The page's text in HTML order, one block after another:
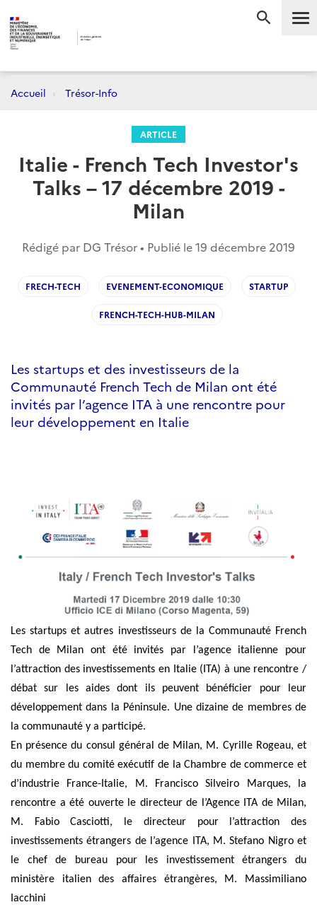
Accueil Trésor-Info
ARTICLE
Italie - French Tech Investor's
Talks – 17 décembre 2019 -
Milan
Rédigé par DG Trésor • Publié le19 décembre 2019
FRECH-TECH EVENEMENT-ECONOMIQUE STARTUP
FRENCH-TECH-HUB-MILAN
Les startups et des investisseurs de la
Communauté French Tech de Milan ont été
invités par l’agence ITA à une rencontre pour
leur développement en Italie
Les startups et autres investisseurs de la Communauté French
Tech de Milan ont été invités par l’agence italienne pour
l’attraction des investissements en Italie (ITA) à une rencontre /
débat sur les aides dont ils peuvent bénéficier pour leur
développement dans la Péninsule. Une dizaine de membres de
la communauté y a participé.
En présence du consul général de Milan, M. Cyrille Rogeau, et
du membre du comité exécutif de la Chambre de commerce et
d’industrie France-Italie, M. Francisco Silveiro Marques, la
rencontre a été ouverte le directeur de l’Agence ITA de Milan,
M. Fabio Casciotti, le directeur pour l’attraction des
investissements étrangers de l’agence ITA, M. Stefano Nigro et
le chef de bureau pour les investissement étrangers du
ministère italien des affaires étrangères, M. Massimiliano
Iacchini